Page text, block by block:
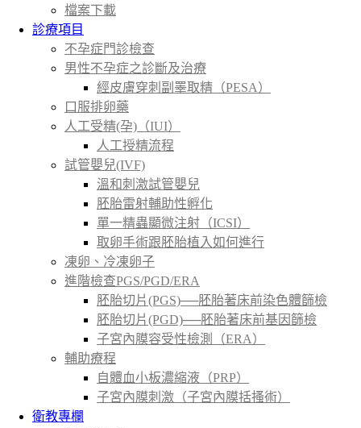
檔案下載
診療項目
不孕症門診檢查
男性不孕症之診斷及治療
經皮膚穿刺副睪取精（PESA）
口服排卵藥
人工受精(孕)（IUI）
人工授精流程
試管嬰兒(IVF)
溫和刺激試管嬰兒
胚胎雷射輔助性孵化
單一精蟲顯微注射（ICSI）
取卵手術跟胚胎植入如何進行
凍卵、冷凍卵子
進階檢查PGS/PGD/ERA
胚胎切片(PGS)──胚胎著床前染色體篩檢
胚胎切片(PGD)──胚胎著床前基因篩檢
子宮內膜容受性檢測（ERA）
輔助療程
自體血小板濃縮液（PRP）
子宮內膜刺激（子宮內膜括搔術）
衛教專欄